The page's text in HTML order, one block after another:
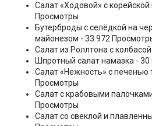
Салат «Ходовой» с
Просмотры
Бутерброды с селёдкой на
майонезом - 33 972
Салат из Роллтона с колбасой
Шпротный салат намазка -
Салат «Нежность» с печенью
Просмотры
Салат с крабовыми
Просмотры
Салат со свеклой и